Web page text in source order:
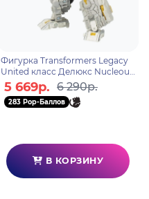
Фигурка Transformers Legacy
United класс Делюкс Nucleous
F85335X0
5 669р. 6 290р.
283 Pop-Баллов
В КОРЗИНУ